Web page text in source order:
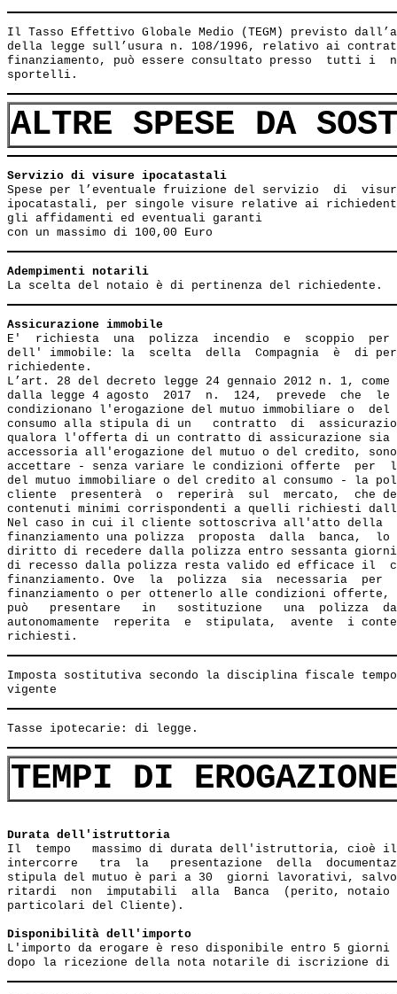
Il Tasso Effettivo Globale Medio (TEGM) previsto
della legge sull’usura n. 108/1996, relativo ai
finanziamento, può essere consultato presso  tutti i
ALTRE SPESE DA
Servizio di visure ipocatastali
Spese per l’eventuale fruizione del servizio  di
ipocatastali, per singole visure relative ai
gli affidamenti ed eventuali garanti
Adempimenti notarili
Assicurazione immobile
E'  richiesta  una  polizza  incendio  e  scoppio
dell' immobile: la  scelta  della  Compagnia  è  di
richiedente.
L’art. 28 del decreto legge 24 gennaio 2012 n. 1,
dalla legge 4 agosto  2017  n.  124,  prevede  che  le
condizionano l'erogazione del mutuo immobiliare o
consumo alla stipula di un   contratto  di
qualora l'offerta di un contratto di assicurazione sia
accessoria all'erogazione del mutuo o del credito,
accettare - senza variare le condizioni offerte  per
del mutuo immobiliare o del credito al consumo - la
cliente  presenterà  o  reperirà  sul  mercato,  che
contenuti minimi corrispondenti a quelli richiesti
Nel caso in cui il cliente sottoscriva all'atto della
finanziamento una polizza  proposta  dalla  banca,
diritto di recedere dalla polizza entro sessanta
di recesso dalla polizza resta valido ed efficace il
finanziamento. Ove  la  polizza  sia  necessaria
finanziamento o per ottenerlo alle condizioni
può   presentare   in   sostituzione   una  polizza
autonomamente  reperita  e  stipulata,  avente  i
Imposta sostitutiva secondo la disciplina fiscale
TEMPI DI EROGAZIONE
Durata dell'istruttoria
Il  tempo   massimo di durata dell'istruttoria, cioè il
intercorre   tra  la   presentazione  della
stipula del mutuo è pari a 30  giorni lavorativi,
ritardi  non  imputabili  alla  Banca  (perito, notaio
particolari del Cliente).
Disponibilità dell'importo
L'importo da erogare è reso disponibile entro 5